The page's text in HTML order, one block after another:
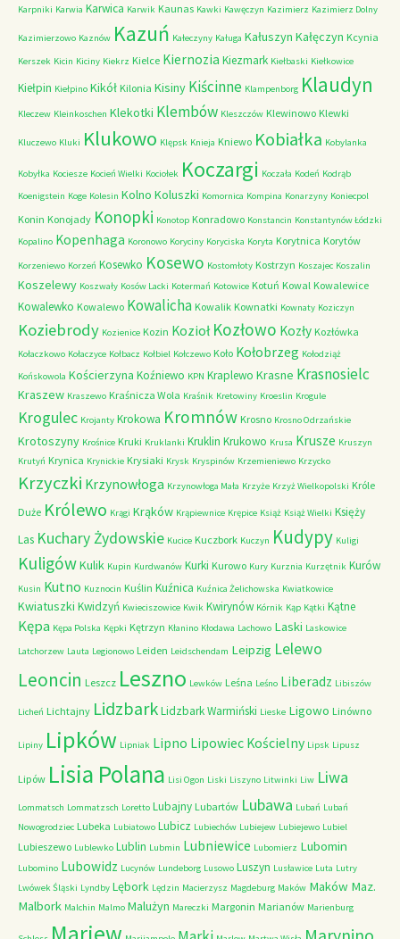
Karpniki Karwia Karwica Karwik Kaunas Kawki Kawęczyn Kazimierz Kazimierz Dolny
Kazimierzowo Kaznów Kazuń Kałeczyny Kaługa Kałuszyn Kałęczyn Kcynia
Kerszek Kicin Kiciny Kiekrz Kielce Kiernozia Kiezmark Kiełbaski Kiełkowice
Kiełpin Kiełpino Kikół Kilonia Kisiny Kiścinne Klampenborg Klaudyn
Kleczew Kleinkoschen Klekotki Klembów Kleszczów Klewinowo Klewki
Kluczewo Kluki Klukowo Klępsk Knieja Kniewo Kobiałka Kobylanka
Kobyłka Kociesze Kocień Wielki Kociołek Koczargi Koczała Kodeń Kodrąb
Koenigstein Koge Kolesin Kolno Koluszki Komornica Kompina Konarzyny Koniecpol
Konin Konojady Konopki Konotop Konradowo Konstancin Konstantynów Łódzki
Kopalino Kopenhaga Koronowo Koryciny Koryciska Koryta Korytnica Korytów
Korzeniewo Korzeń Kosewko Kosewo Kostomłoty Kostrzyn Koszajec Koszalin
Koszelewy Koszwały Kosów Lacki Kotermań Kotowice Kotuń Kowal Kowalewice
Kowalewko Kowalewo Kowalicha Kowalik Kownatki Kownaty Koziczyn
Koziebrody Kozienice Kozin Kozioł Kozłowo Kozły Kozłówka
Kołaczkowo Kołaczyce Kołbacz Kołbiel Kołczewo Koło Kołobrzeg Kołodziąż
Końskowola Kościerzyna Koźniewo KPN Kraplewo Krasne Krasnosielc
Kraszew Kraszewo Kraśnicza Wola Kraśnik Kretowiny Kroeslin Krogule
Krogulec Krojanty Krokowa Kromnów Krosno Krosno Odrzańskie
Krotoszyny Krośnice Kruki Kruklanki Kruklin Krukowo Krusa Krusze Kruszyn
Krutyń Krynica Krynickie Krysiaki Krysk Kryspinów Krzemieniewo Krzycko
Krzyczki Krzynowłoga Krzynowłoga Mała Krzyże Krzyż Wielkopolski Króle
Duże Królewo Krągi Krąków Krąpiewnice Krępice Książ Książ Wielki Księży
Las Kuchary Żydowskie Kucice Kuczbork Kuczyn Kudypy Kuligi
KuligówKulik Kupin Kurdwanów Kurki Kurowo Kury Kurznia Kurzętnik Kurów
Kusin Kutno Kuznocin Kuślin Kuźnica Kuźnica Żelichowska Kwiatkowice
Kwiatuszki Kwidzyń Kwieciszowice Kwik Kwirynów Kórnik Kąp Kątki Kątne
Kępa Kępa Polska Kępki Kętrzyn Kłanino Kłodawa Lachowo Laski Laskowice
Latchorzew Lauta Legionowo Leiden Leidschendam Leipzig Lelewo
Leoncin Leszcz Leszno Lewków Leśna Leśno Liberadz Libiszów
Licheń Lichtajny LidzbarkLidzbark Warmiński Lieske Ligowo Linówno
Lipiny Lipków Lipniak Lipno Lipowiec Kościelny Lipsk Lipusz
Lipów Lisia Polana Lisi Ogon Liski Liszyno Litwinki Liw Liwa
Lommatsch Lommatzsch Loretto Lubajny Lubartów Lubawa Lubań Lubań
Nowogrodziec Lubeka Lubiatowo Lubicz Lubiechów Lubiejew Lubiejewo Lubiel
Lubieszewo Lublewko Lublin Lubmin Lubniewice Lubomierz Lubomin
Lubomino Lubowidz Lucynów Lundeborg Lusowo Luszyn Lusławice Luta Lutry
Lwówek Śląski Lyndby Lębork Lędzin Macierzysz Magdeburg Maków Maków Maz.
Malbork Malchin Malmo Malużyn Mareczki Margonin Marianów Marienburg